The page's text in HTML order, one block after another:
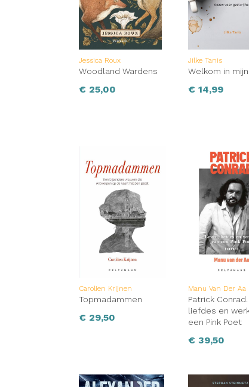
Voor wie suggereert dat gender
gedegen correctie.’ Kirkus Reviews
dat de wereld waarin alles is
hen die het patriarchaat willen
Jessica Roux
Woodland Wardens
€ 25,00
Jilke Tanis
Welkom in
€ 14,99
Carolien Krijnen
Topmadammen
€ 29,50
Manu Van Der Aa
Patrick
liefdes en
een Pink Poet
€ 39,50